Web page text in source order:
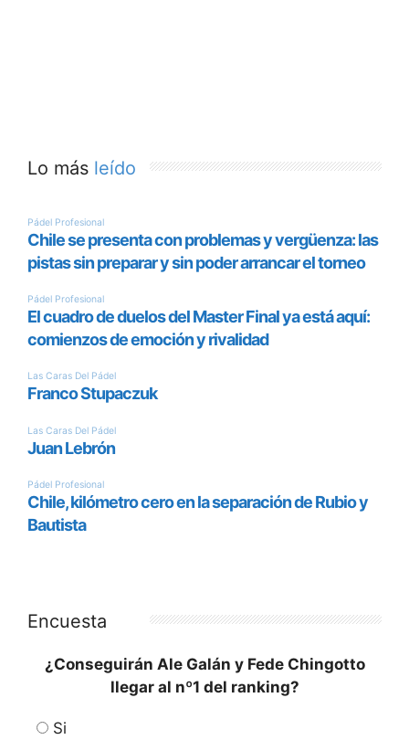
Lo más leído
Encuesta
¿Conseguirán Ale Galán y Fede Chingotto
llegar al nº1 del ranking?
Si